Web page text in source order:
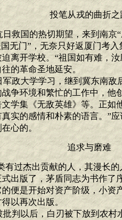
投笔从戎的曲折之
救国的热切期望，来到南京
无门”，无奈只好返厦门考
离开学校。“祖国如有难，
的革命圣地延安。
政大学学习，继到冀东南敌
争环境和繁忙的工作中，他
学集《无敌英雄》等。正如
实的感情和朴素的语言。”
心的。
追求与磨难
过杰出贡献的人，其漫长的
出版了，茅盾同志为书作了
便是开始对资产阶级，小资
以再次出版。
判以后，白刃被下放到农村